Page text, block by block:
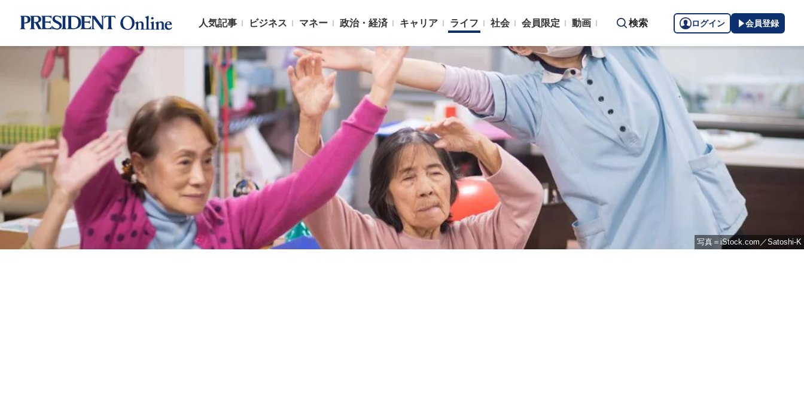
人気記事 ビジネス マネー 政治・経済 キャリア ライフ 社会 会員限定 動画 検索 ログイン 会員登録
写真＝iStock.com／Satoshi-K